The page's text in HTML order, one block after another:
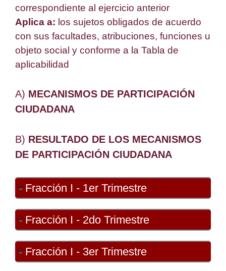
correspondiente al ejercicio anterior
Aplica a: los sujetos obligados de acuerdo
con sus facultades, atribuciones, funciones u
objeto social y conforme a la Tabla de
aplicabilidad
A) MECANISMOS DE PARTICIPACIÓN
CIUDADANA
B) RESULTADO DE LOS MECANISMOS
DE PARTICIPACIÓN CIUDADANA
Fracción I - 1er Trimestre
Fracción I - 2do Trimestre
Fracción I - 3er Trimestre